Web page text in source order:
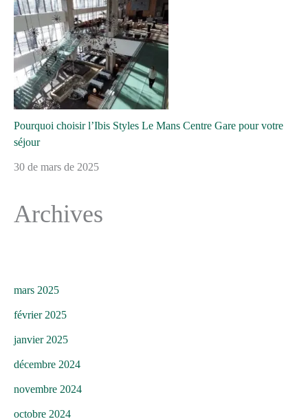
Pourquoi choisir l’Ibis Styles Le Mans Centre Gare pour votre
séjour
30 de mars de 2025
Archives
mars 2025
février 2025
janvier 2025
décembre 2024
novembre 2024
octobre 2024